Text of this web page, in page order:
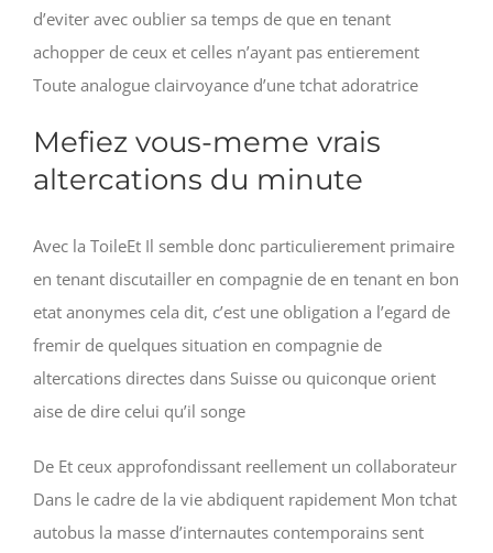
d’eviter avec oublier sa temps de que en tenant
achopper de ceux et celles n’ayant pas entierement
Toute analogue clairvoyance d’une tchat adoratrice
Mefiez vous-meme vrais
altercations du minute
Avec la ToileEt Il semble donc particulierement primaire
en tenant discutailler en compagnie de en tenant en bon
etat anonymes cela dit, c’est une obligation a l’egard de
fremir de quelques situation en compagnie de
altercations directes dans Suisse ou quiconque orient
aise de dire celui qu’il songe
De Et ceux approfondissant reellement un collaborateur
Dans le cadre de la vie abdiquent rapidement Mon tchat
autobus la masse d’internautes contemporains sent